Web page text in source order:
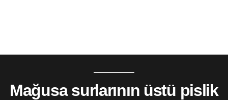
Mağusa surlarının üstü pislik